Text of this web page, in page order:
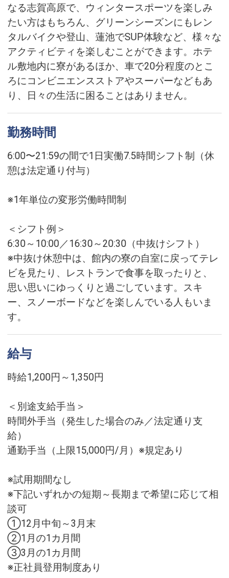
なる志賀高原で、ウィンタースポーツを楽しみ
たい方はもちろん、グリーンシーズンにもレン
タルバイクや登山、蓮池でSUP体験など、様々な
アクティビティを楽しむことができます。ホテ
ル敷地内に寮があるほか、車で20分程度のとこ
ろにコンビニエンスストアやスーパーなどもあ
り、日々の生活に困ることはありません。
勤務時間
6:00〜21:59の間で1日実働7.5時間シフト制（休
憩は法定通り付与）
※1年単位の変形労働時間制
＜シフト例＞
6:30～10:00／16:30～20:30（中抜けシフト）
※中抜け休憩中は、館内の寮の自室に戻ってテレ
ビを見たり、レストランで食事を取ったりと、
思い思いにゆっくりと過ごしています。スキ
ー、スノーボードなどを楽しんでいる人もいま
す。
給与
時給1,200円～1,350円
＜別途支給手当＞
時間外手当（発生した場合のみ／法定通り支
給）
通勤手当（上限15,000円/月）※規定あり
※試用期間なし
※下記いずれかの短期～長期まで希望に応じて相
談可
①12月中旬～3月末
②1月の1カ月間
③3月の1カ月間
※正社員登用制度あり